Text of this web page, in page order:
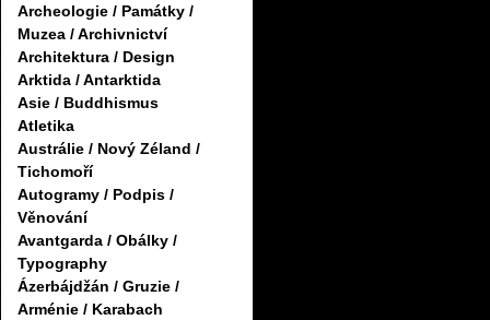
Archeologie / Památky /
Muzea / Archivnictví
Architektura / Design
Arktida / Antarktida
Asie / Buddhismus
Atletika
Austrálie / Nový Zéland /
Tichomoří
Autogramy / Podpis /
Věnování
Avantgarda / Obálky /
Typography
Ázerbájdžán / Gruzie /
Arménie / Karabach